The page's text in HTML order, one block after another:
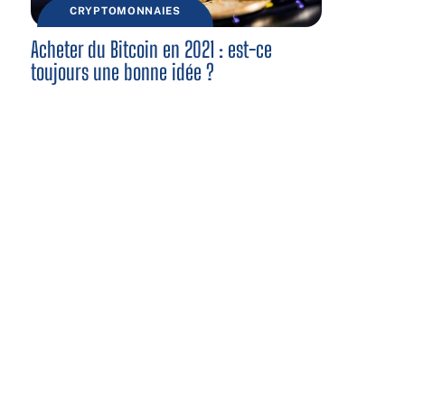
CRYPTOMONNAIES
Acheter du Bitcoin en 2021 : est-ce
toujours une bonne idée ?